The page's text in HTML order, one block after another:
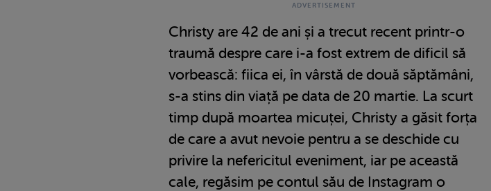
Christy are 42 de ani și a trecut recent printr-o
traumă despre care i-a fost extrem de dificil să
vorbească: fiica ei, în vârstă de două săptămâni,
s-a stins din viață pe data de 20 martie. La scurt
timp după moartea micuței, Christy a găsit forța
de care a avut nevoie pentru a se deschide cu
privire la nefericitul eveniment, iar pe această
cale, regăsim pe contul său de Instagram o